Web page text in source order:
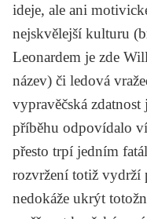
ideje, ale ani
nejskvělejší kulturu
Leonardem je zde
název) či ledová
vypravěčská
příběhu odpovídalo
přesto trpí jedním
rozvržení totiž vydrží
nedokáže ukrýt